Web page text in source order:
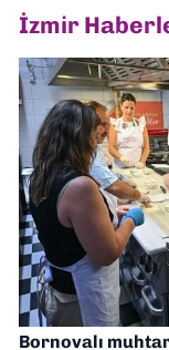
İzmir
Bornovalı